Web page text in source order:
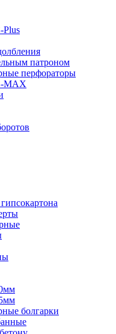
Plus
патроном
перфораторы
MAX
болгарки